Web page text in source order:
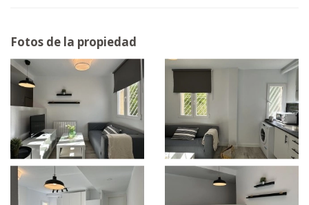
Fotos de la propiedad